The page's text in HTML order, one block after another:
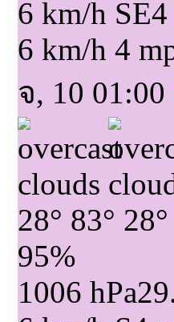
6 km/h SE4
6 km/h 4
จ, 10 01:00
28° 83° 28°
95%
1006 hPa